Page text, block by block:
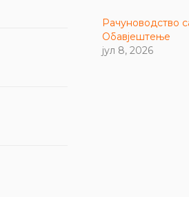
Рачуноводство
Обавјештење
јул 8, 2026